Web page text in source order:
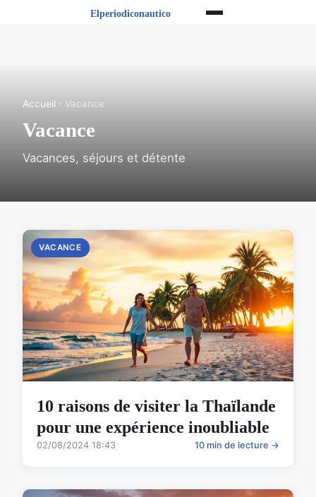
Accueil › Vacance
Vacance
Vacances, séjours et détente
VACANCE
10 raisons de visiter la Thaïlande
pour une expérience inoubliable
02/08/2024 18:43 10 min de lecture →